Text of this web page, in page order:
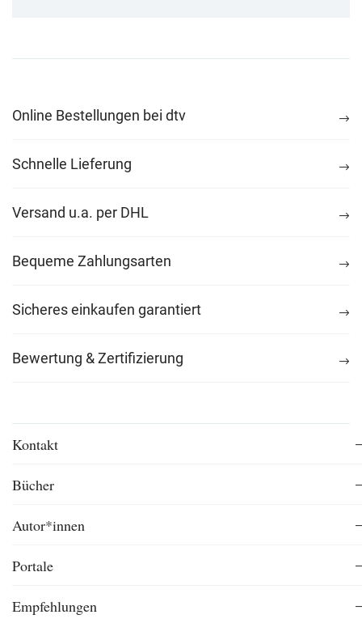
Online Bestellungen bei dtv
Schnelle Lieferung
Versand u.a. per DHL
Bequeme Zahlungsarten
Sicheres einkaufen garantiert
Bewertung & Zertifizierung
Kontakt
Bücher
Autor*innen
Portale
Empfehlungen